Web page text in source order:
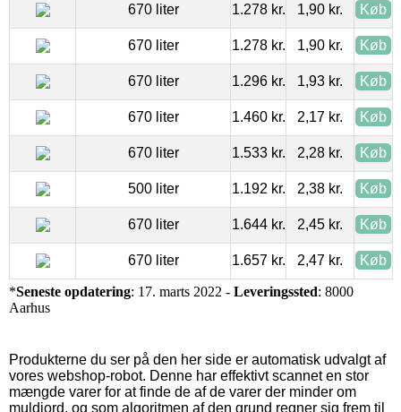
670 liter 1.278 kr. 1,90 kr. Køb
670 liter 1.278 kr. 1,90 kr. Køb
670 liter 1.296 kr. 1,93 kr. Køb
670 liter 1.460 kr. 2,17 kr. Køb
670 liter 1.533 kr. 2,28 kr. Køb
500 liter 1.192 kr. 2,38 kr. Køb
670 liter 1.644 kr. 2,45 kr. Køb
670 liter 1.657 kr. 2,47 kr. Køb
*Seneste opdatering: 17. marts 2022 - Leveringssted: 8000
Aarhus
Produkterne du ser på den her side er automatisk udvalgt af
vores webshop-robot. Denne har effektivt scannet en stor
mængde varer for at finde de af de varer der minder om
muldjord, og som algoritmen af den grund regner sig frem til